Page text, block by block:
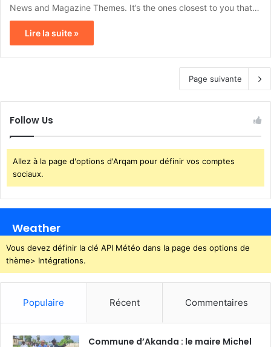
News and Magazine Themes. It’s the ones closest to you that…
Lire la suite »
Page suivante
Follow Us
Allez à la page d'options d'Arqam pour définir vos comptes
sociaux.
Weather
Vous devez définir la clé API Météo dans la page des options de
thème> Intégrations.
Populaire Récent Commentaires
Commune d’Akanda : le maire Michel